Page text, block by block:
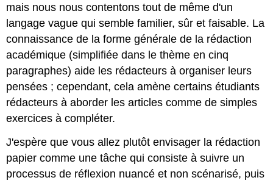
mais nous nous contentons tout de même d'un
langage vague qui semble familier, sûr et faisable. La
connaissance de la forme générale de la rédaction
académique (simplifiée dans le thème en cinq
paragraphes) aide les rédacteurs à organiser leurs
pensées ; cependant, cela amène certains étudiants
rédacteurs à aborder les articles comme de simples
exercices à compléter.
J'espère que vous allez plutôt envisager la rédaction
papier comme une tâche qui consiste à suivre un
processus de réflexion nuancé et non scénarisé, puis